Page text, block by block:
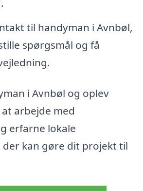
til handyman i Avnbøl,
spørgsmål og få
i Avnbøl og oplev
arbejde med
erfarne lokale
kan gøre dit projekt til